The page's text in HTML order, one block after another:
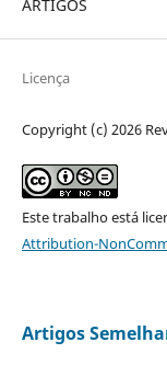
ARTIGOS
Licença
Copyright (c) 2026
Este trabalho está
Attribution-
Artigos